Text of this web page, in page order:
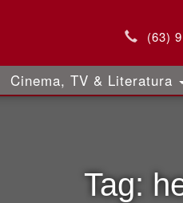
(63)
Cinema, TV & Literatura
Tag: